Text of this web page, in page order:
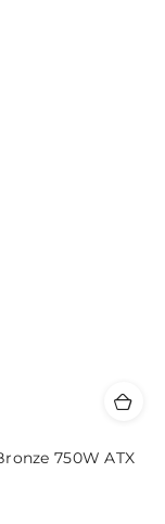
750W ATX